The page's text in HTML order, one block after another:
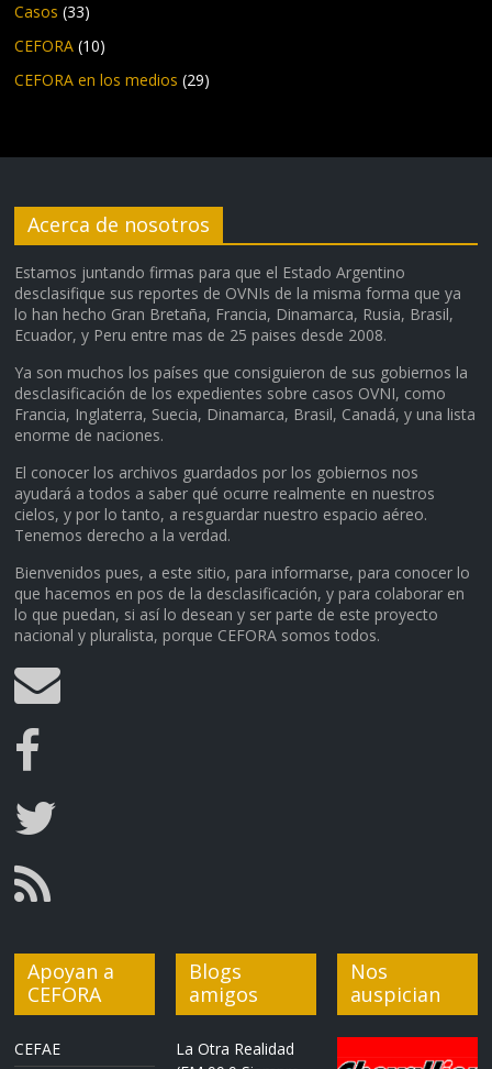
Casos (33)
CEFORA (10)
CEFORA en los medios (29)
Acerca de nosotros
Estamos juntando firmas para que el Estado Argentino
desclasifique sus reportes de OVNIs de la misma forma que ya
lo han hecho Gran Bretaña, Francia, Dinamarca, Rusia, Brasil,
Ecuador, y Peru entre mas de 25 paises desde 2008.
Ya son muchos los países que consiguieron de sus gobiernos la
desclasificación de los expedientes sobre casos OVNI, como
Francia, Inglaterra, Suecia, Dinamarca, Brasil, Canadá, y una lista
enorme de naciones.
El conocer los archivos guardados por los gobiernos nos
ayudará a todos a saber qué ocurre realmente en nuestros
cielos, y por lo tanto, a resguardar nuestro espacio aéreo.
Tenemos derecho a la verdad.
Bienvenidos pues, a este sitio, para informarse, para conocer lo
que hacemos en pos de la desclasificación, y para colaborar en
lo que puedan, si así lo desean y ser parte de este proyecto
nacional y pluralista, porque CEFORA somos todos.
Apoyan a
CEFORA
CEFAE
Blogs
amigos
La Otra Realidad
Nos
auspician